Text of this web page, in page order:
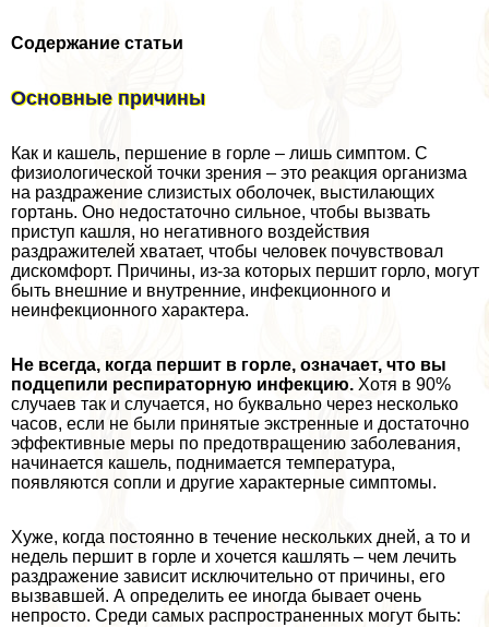
Содержание статьи
Основные причины
Как и кашель, першение в горле – лишь симптом. С
физиологической точки зрения – это реакция организма
на раздражение слизистых оболочек, выстилающих
гортань. Оно недостаточно сильное, чтобы вызвать
приступ кашля, но негативного воздействия
раздражителей хватает, чтобы человек почувствовал
дискомфорт. Причины, из-за которых першит горло, могут
быть внешние и внутренние, инфекционного и
неинфекционного хаpaктера.
Не всегда, когда першит в горле, означает, что вы
подцепили респираторную инфекцию. Хотя в 90%
случаев так и случается, но буквально через несколько
часов, если не были принятые экстренные и достаточно
эффективные меры по предотвращению заболевания,
начинается кашель, поднимается температура,
появляются сопли и другие хаpaктерные симптомы.
Хуже, когда постоянно в течение нескольких дней, а то и
недель першит в горле и хочется кашлять – чем лечить
раздражение зависит исключительно от причины, его
вызвавшей. А определить ее иногда бывает очень
непросто. Среди самых распространенных могут быть: